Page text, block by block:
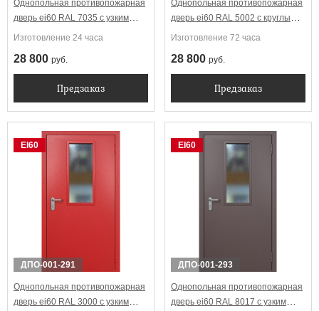
Однопольная противопожарная
дверь ei60 RAL 7035 с узким
стеклопакетом
Изготовление 24 часа
28 800 руб.
Предзаказ
Однопольная противопожарная
дверь ei60 RAL 5002 с круглым
стеклопакетом
Изготовление 72 часа
28 800 руб.
Предзаказ
EI60
ДПО-001-291
Однопольная противопожарная
дверь ei60 RAL 3000 с узким
EI60
ДПО-001-293
Однопольная противопожарная
дверь ei60 RAL 8017 с узким